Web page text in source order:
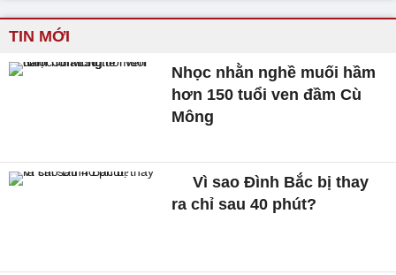
TIN MỚI
Nhọc nhằn nghề muối hầm
hơn 150 tuổi ven đầm Cù
Mông
Vì sao Đình Bắc bị thay
ra chỉ sau 40 phút?